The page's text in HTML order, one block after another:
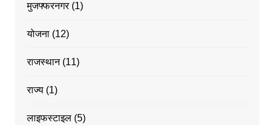
मुजफ्फरनगर(1)
योजना(12)
राजस्थान(11)
राज्य(1)
लाइफस्टाइल(5)